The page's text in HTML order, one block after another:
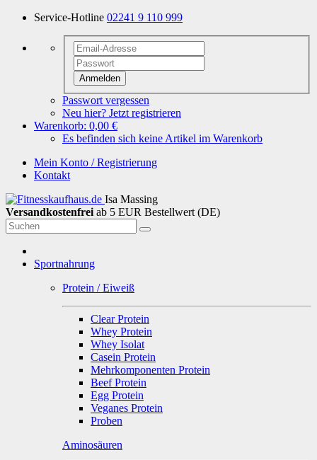
Service-Hotline 02241 9 110 999
Anmelden
Passwort vergessen
Neu hier? Jetzt registrieren
Warenkorb: 0,00 €
Es befinden sich keine Artikel im Warenkorb
Mein Konto / Registrierung
Kontakt
Isa Massing
Versandkostenfrei ab 5 EUR Bestellwert (DE)
Sportnahrung
Protein / Eiweiß
Clear Protein
Whey Protein
Whey Isolat
Casein Protein
Mehrkomponenten Protein
Beef Protein
Egg Protein
Veganes Protein
Proben
Aminosäuren